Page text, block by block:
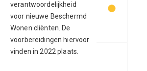
verantwoordelijkheid
voor nieuwe Beschermd
Wonen cliënten. De
voorbereidingen hiervoor
vinden in 2022 plaats.